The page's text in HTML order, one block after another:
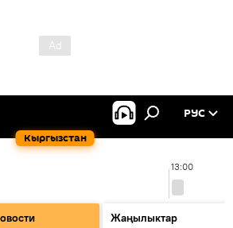
Кыргызстан
РУС
13:00
Жаңылыктар